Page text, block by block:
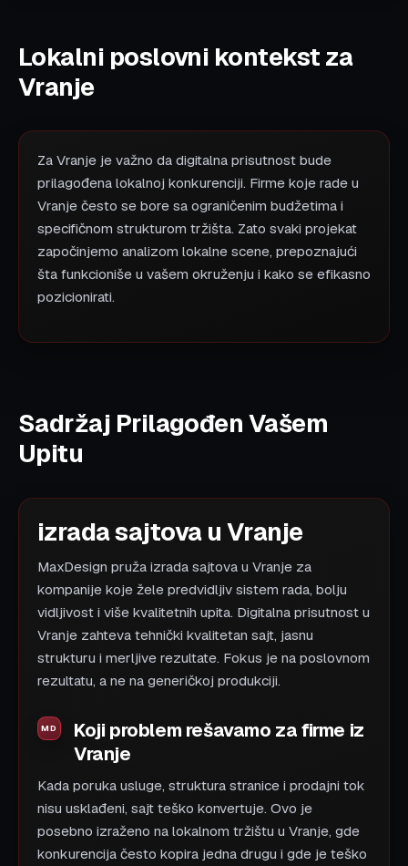
Lokalni poslovni kontekst za
Vranje
Za Vranje je važno da digitalna prisutnost bude
prilagođena lokalnoj konkurenciji. Firme koje rade u
Vranje često se bore sa ograničenim budžetima i
specifičnom strukturom tržišta. Zato svaki projekat
započinjemo analizom lokalne scene, prepoznajući
šta funkcioniše u vašem okruženju i kako se efikasno
pozicionirati.
Sadržaj Prilagođen Vašem
Upitu
izrada sajtova u Vranje
MaxDesign pruža izrada sajtova u Vranje za
kompanije koje žele predvidljiv sistem rada, bolju
vidljivost i više kvalitetnih upita. Digitalna prisutnost u
Vranje zahteva tehnički kvalitetan sajt, jasnu
strukturu i merljive rezultate. Fokus je na poslovnom
rezultatu, a ne na generičkoj produkciji.
Koji problem rešavamo za firme iz
Vranje
Kada poruka usluge, struktura stranice i prodajni tok
nisu usklađeni, sajt teško konvertuje. Ovo je
posebno izraženo na lokalnom tržištu u Vranje, gde
konkurencija često kopira jedna drugu i gde je teško